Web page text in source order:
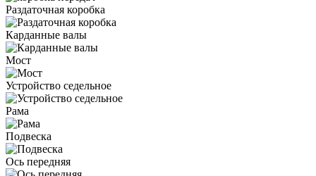
Раздаточная коробка
Карданные валы
Мост
Устройство седельное
Рама
Подвеска
Ось передняя